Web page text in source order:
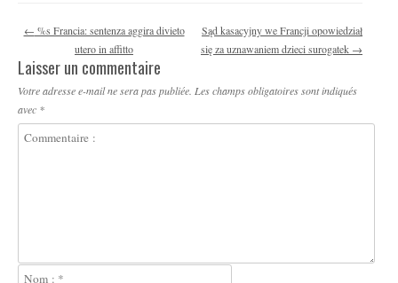
Navigation des articles
← %s Francia: sentenza aggira divieto
utero in affitto
Sąd kasacyjny we Francji opowiedział
się za uznawaniem dzieci surogatek →
Laisser un commentaire
Votre adresse e-mail ne sera pas publiée. Les champs obligatoires sont indiqués
avec *